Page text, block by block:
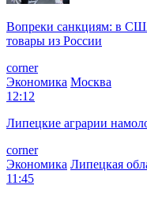
Вопреки санкциям: в
товары из России
corner
Экономика Москва
12:12
Липецкие аграрии
corner
Экономика Липецкая
11:45